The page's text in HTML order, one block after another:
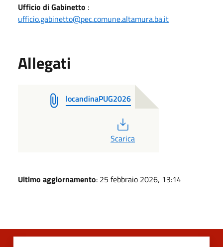
Ufficio di Gabinetto :
ufficio.gabinetto@pec.comune.altamura.ba.it
Allegati
locandinaPUG2026
Scarica
Ultimo aggiornamento: 25 febbraio 2026, 13:14